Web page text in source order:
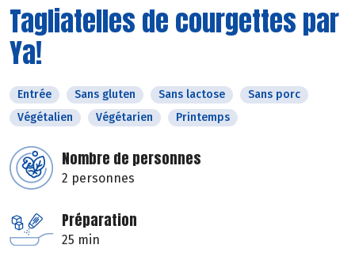
Tagliatelles de courgettes par
Ya!
Entrée Sans gluten Sans lactose
Sans porc
Végétalien
Végétarien Printemps
Nombre de personnes
2 personnes
Préparation
25 min